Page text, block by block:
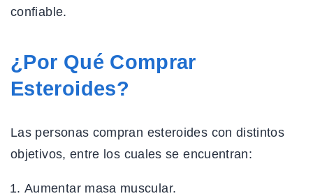
confiable.
¿Por Qué Comprar
Esteroides?
Las personas compran esteroides con distintos
objetivos, entre los cuales se encuentran:
Aumentar masa muscular.